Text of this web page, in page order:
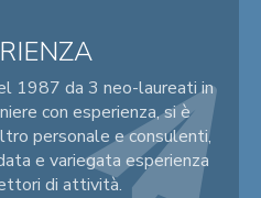
1987 da 3 neo-laureati in
con esperienza, si è
personale e consulenti,
e variegata esperienza
di attività.